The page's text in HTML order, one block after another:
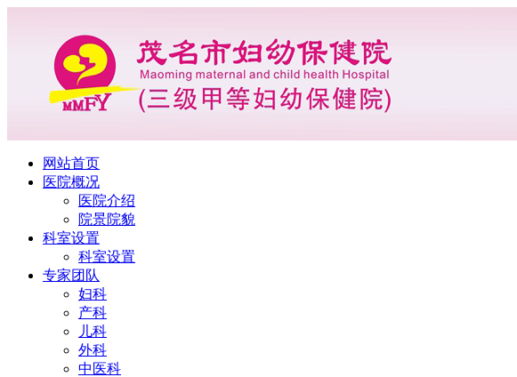
网站首页
医院概况
医院介绍
院景院貌
科室设置
科室设置
专家团队
妇科
产科
儿科
外科
中医科